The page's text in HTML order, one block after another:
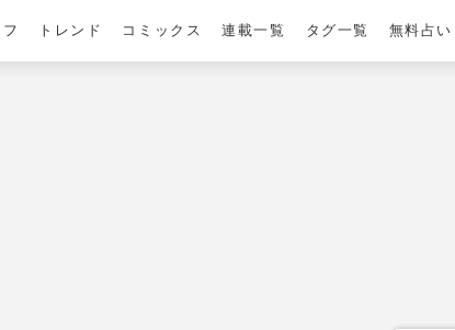
トレンド コミックス 連載一覧 タグ一覧 無料占い